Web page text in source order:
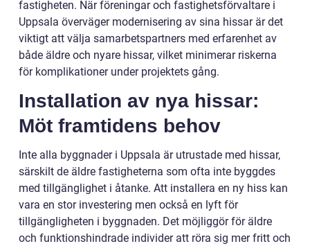
fastigheten. När föreningar och fastighetsförvaltare i
Uppsala överväger modernisering av sina hissar är det
viktigt att välja samarbetspartners med erfarenhet av
både äldre och nyare hissar, vilket minimerar riskerna
för komplikationer under projektets gång.
Installation av nya hissar:
Möt framtidens behov
Inte alla byggnader i Uppsala är utrustade med hissar,
särskilt de äldre fastigheterna som ofta inte byggdes
med tillgänglighet i åtanke. Att installera en ny hiss kan
vara en stor investering men också en lyft för
tillgängligheten i byggnaden. Det möjliggör för äldre
och funktionshindrade individer att röra sig mer fritt och